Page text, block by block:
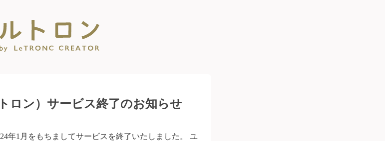
ロン）サービス終了のお知らせ
年1月をもちましてサービスを終了いたしました。 ユ